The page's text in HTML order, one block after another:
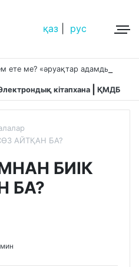
қаз рус
кітапхана ҚМДБ
АЙТҚАН БА?
БИІК
БА?